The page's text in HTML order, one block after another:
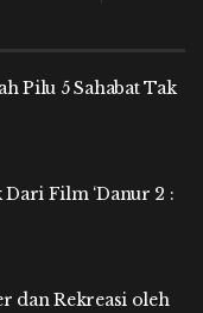
Pilu 5 Sahabat Tak
Film ‘Danur 2 :
dan Rekreasi oleh